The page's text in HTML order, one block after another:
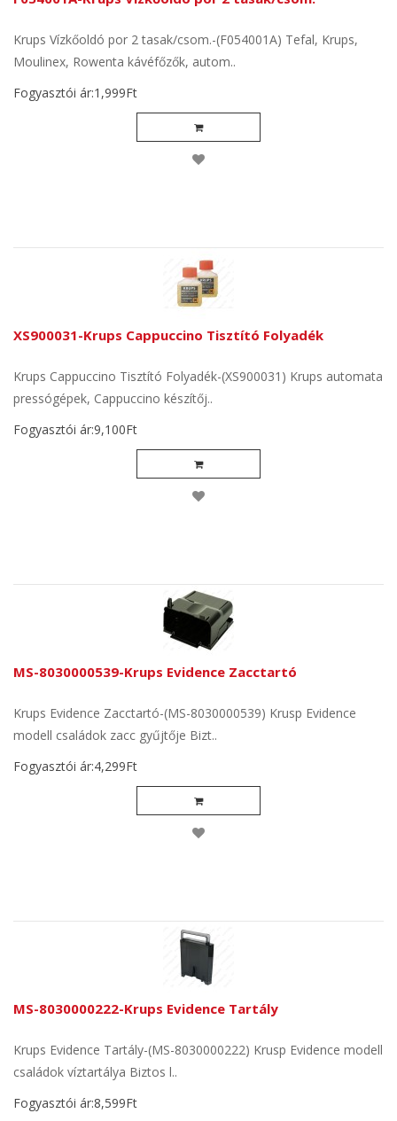
Krups Vízkőoldó por 2 tasak/csom.-(F054001A) Tefal, Krups,
Moulinex, Rowenta kávéfőzők, autom..
Fogyasztói ár:1,999Ft
XS900031-Krups Cappuccino Tisztító Folyadék
Krups Cappuccino Tisztító Folyadék-(XS900031) Krups automata
pressógépek, Cappuccino készítőj..
Fogyasztói ár:9,100Ft
MS-8030000539-Krups Evidence Zacctartó
Krups Evidence Zacctartó-(MS-8030000539) Krusp Evidence
modell családok zacc gyűjtője Bizt..
Fogyasztói ár:4,299Ft
MS-8030000222-Krups Evidence Tartály
Krups Evidence Tartály-(MS-8030000222) Krusp Evidence modell
családok víztartálya Biztos l..
Fogyasztói ár:8,599Ft